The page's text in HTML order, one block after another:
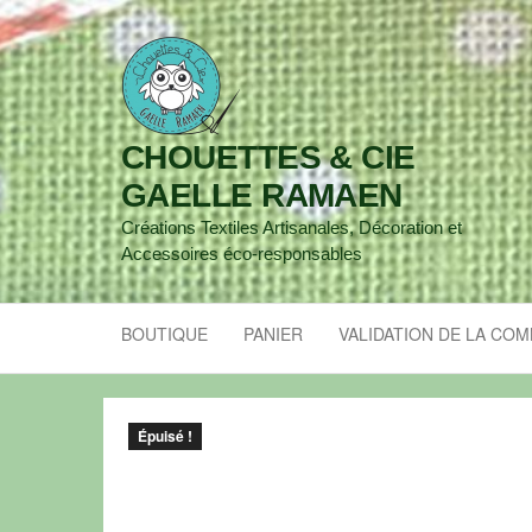
CHOUETTES & CIE
GAELLE RAMAEN
Créations Textiles Artisanales, Décoration et
Accessoires éco-responsables
BOUTIQUE PANIER VALIDATION DE LA
Épuisé !